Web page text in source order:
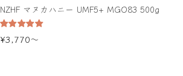
NZHF マヌカハニー UMF5+ MGO83 500g
5段階中
5.00 の評価
¥3,770〜